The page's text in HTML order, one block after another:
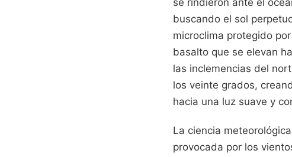
buscando el sol
microclima protegido
basalto que se elevan
las inclemencias del
los veinte grados,
hacia una luz suave y
La ciencia
provocada por los